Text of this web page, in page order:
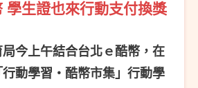
學生證也來行動支付換獎
今上午結合台北ｅ酷幣，在
行動學習‧酷幣市集」行動學